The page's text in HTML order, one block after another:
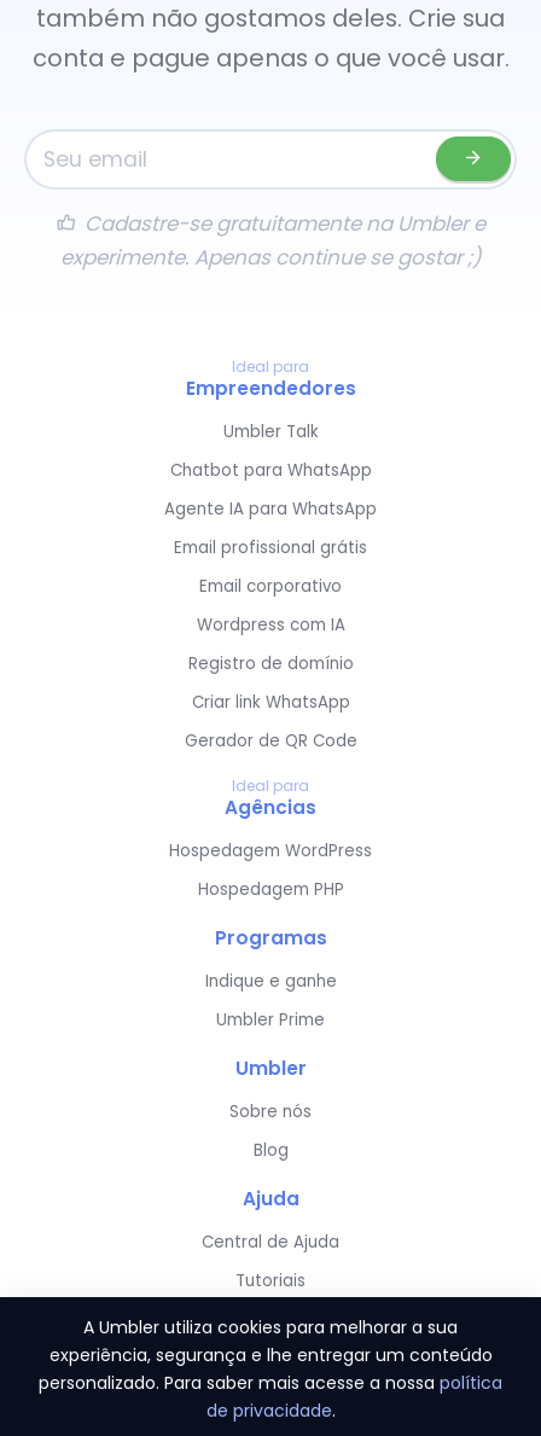
também não gostamos deles. Crie sua
conta e pague apenas o que você usar.
Cadastre-se gratuitamente na Umbler e
experimente. Apenas continue se gostar ;)
Ideal para
Empreendedores
Umbler Talk
Chatbot para WhatsApp
Agente IA para WhatsApp
Email profissional grátis
Email corporativo
Wordpress com IA
Registro de domínio
Criar link WhatsApp
Gerador de QR Code
Ideal para
Agências
Hospedagem WordPress
Hospedagem PHP
Programas
Indique e ganhe
Umbler Prime
Umbler
Sobre nós
Blog
Ajuda
Central de Ajuda
Tutoriais
Server Status
A Umbler utiliza cookies para melhorar a sua
experiência, segurança e lhe entregar um conteúdo
personalizado. Para saber mais acesse a nossa política
de privacidade.